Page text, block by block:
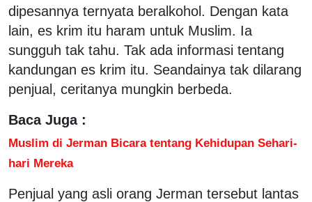
dipesannya ternyata beralkohol. Dengan kata
lain, es krim itu haram untuk Muslim. Ia
sungguh tak tahu. Tak ada informasi tentang
kandungan es krim itu. Seandainya tak dilarang
penjual, ceritanya mungkin berbeda.
Baca Juga :
Muslim di Jerman Bicara tentang Kehidupan Sehari-
hari Mereka
Penjual yang asli orang Jerman tersebut lantas